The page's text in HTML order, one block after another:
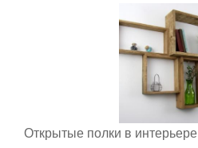
Открытые полки в